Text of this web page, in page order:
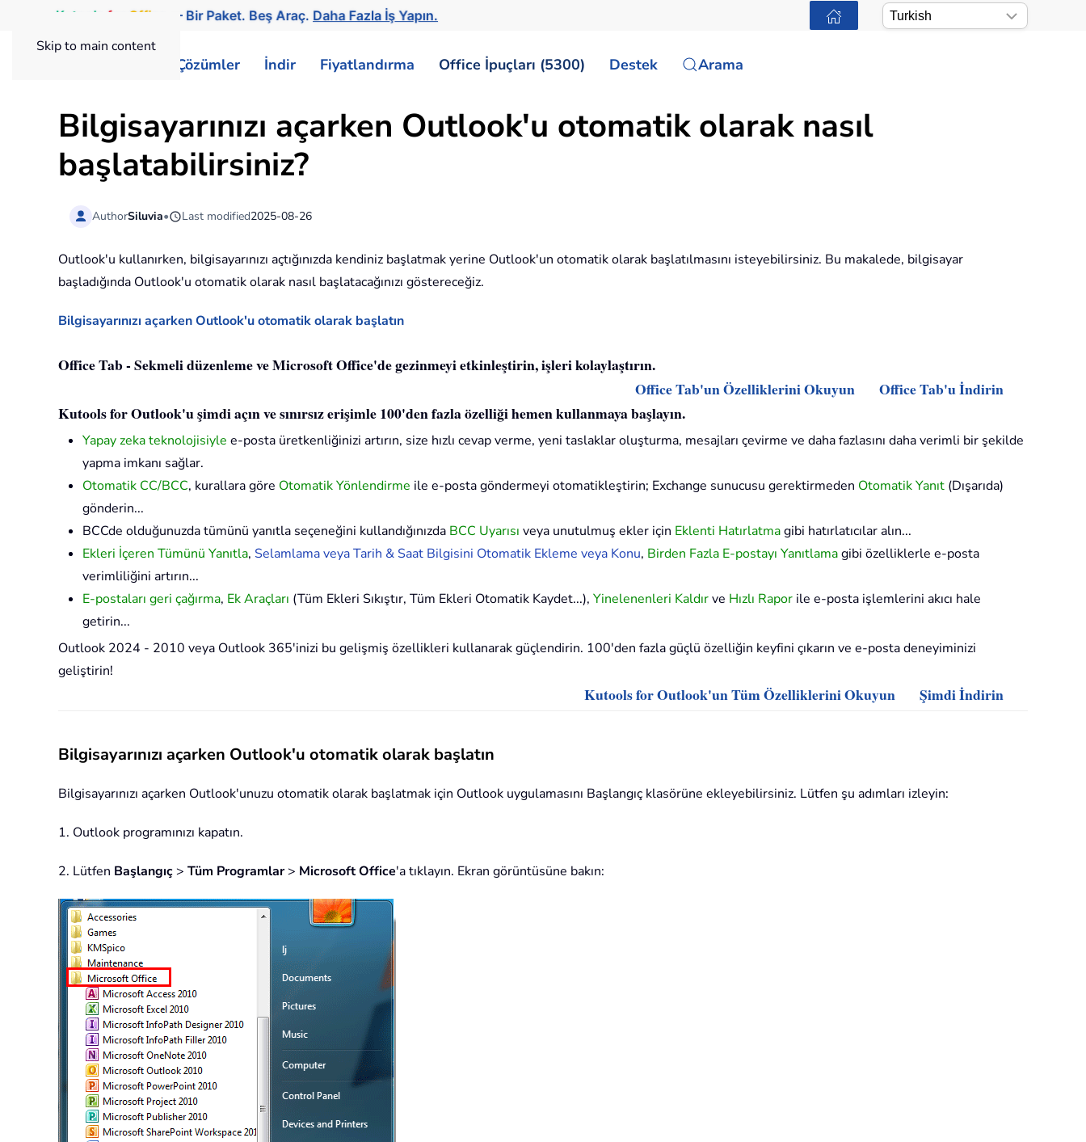
Skip to main content
Kutools for Office — Bir Paket. Beş Araç.Daha Fazla İş Yapın.
Çözümler İndir Fiyatlandırma Office İpuçları (5300) Destek Arama
Bilgisayarınızı açarken Outlook'u otomatik olarak nasıl
başlatabilirsiniz?
AuthorSiluvia• Last modified2025-08-26
Outlook'u kullanırken, bilgisayarınızı açtığınızda kendiniz başlatmak yerine Outlook'un otomatik olarak başlatılmasını isteyebilirsiniz. Bu makalede, bilgisayar
başladığında Outlook'u otomatik olarak nasıl başlatacağınızı göstereceğiz.
Bilgisayarınızı açarken Outlook'u otomatik olarak başlatın
Office Tab - Sekmeli düzenleme ve Microsoft Office'de gezinmeyi etkinleştirin, işleri kolaylaştırın.
Office Tab'un Özelliklerini Okuyun
Office Tab'u İndirin
Kutools for Outlook'u şimdi açın ve sınırsız erişimle 100'den fazla özelliği hemen kullanmaya başlayın.
Yapay zeka teknolojisiyle e-posta üretkenliğinizi artırın, size hızlı cevap verme, yeni taslaklar oluşturma, mesajları çevirme ve daha fazlasını daha verimli bir şekilde
yapma imkanı sağlar.
Otomatik CC/BCC, kurallara göre Otomatik Yönlendirme ile e-posta göndermeyi otomatikleştirin; Exchange sunucusu gerektirmeden Otomatik Yanıt (Dışarıda)
gönderin...
BCCde olduğunuzda tümünü yanıtla seçeneğini kullandığınızda BCC Uyarısı veya unutulmuş ekler için Eklenti Hatırlatmagibi hatırlatıcılar alın...
Ekleri İçeren Tümünü Yanıtla, Selamlama veya Tarih & Saat Bilgisini Otomatik Ekleme veya Konu, Birden Fazla E-postayı Yanıtlamagibi özelliklerle e-posta
verimliliğini artırın...
E-postaları geri çağırma, Ek Araçları (Tüm Ekleri Sıkıştır, Tüm Ekleri Otomatik Kaydet...), Yinelenenleri Kaldırve Hızlı Rapor ile e-posta işlemlerini akıcı hale
getirin...
Outlook 2024 - 2010 veya Outlook 365'inizi bu gelişmiş özellikleri kullanarak güçlendirin. 100'den fazla güçlü özelliğin keyfini çıkarın ve e-posta deneyiminizi
geliştirin!
Kutools for Outlook'un Tüm Özelliklerini Okuyun Şimdi İndirin
Bilgisayarınızı açarken Outlook'u otomatik olarak başlatın
Bilgisayarınızı açarken Outlook'unuzu otomatik olarak başlatmak için Outlook uygulamasını Başlangıç klasörüne ekleyebilirsiniz. Lütfen şu adımları izleyin:
1. Outlook programınızı kapatın.
2. Lütfen Başlangıç > Tüm Programlar> Microsoft Office'a tıklayın. Ekran görüntüsüne bakın: